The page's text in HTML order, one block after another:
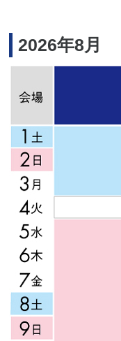
2026年8月